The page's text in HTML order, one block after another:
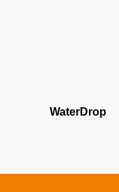
WaterDrop